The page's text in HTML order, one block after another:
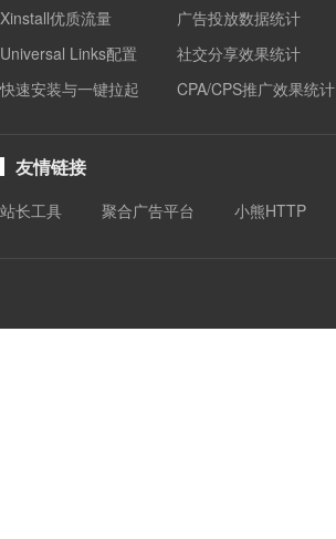
Xinstall优质流量
Universal Links配置
快速安装与一键拉起
广告投放数据统计
社交分享效果统计
CPA/CPS推广效果统计
友情链接
站长工具 聚合广告平台 小熊HTTP